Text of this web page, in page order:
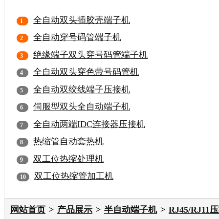
全自动双头插胶壳端子机
全自动穿号码管端子机
绝缘端子双头穿号码管端子机
全自动双头穿色带号码管机
全自动双绞线端子压接机
伺服型双头全自动端子机
全自动两端IDC连接器压接机
热缩管自动套热机
双工位热缩处理机
双工位热缩管加工机
网站首页 产品展示 半自动端子机 RJ45/RJ11